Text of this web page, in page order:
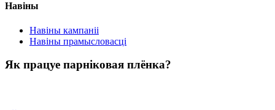
Навіны
Навіны кампаніі
Навіны прамысловасці
Як працуе парніковая плёнка?